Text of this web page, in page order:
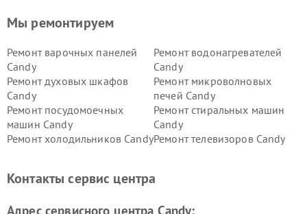
Мы ремонтируем
Ремонт варочных панелей
Candy
Ремонт водонагревателей
Candy
Ремонт духовых шкафов
Candy
Ремонт микроволновых
печей Candy
Ремонт посудомоечных
машин Candy
Ремонт стиральных машин
Candy
Ремонт холодильников CandyРемонт телевизоров Candy
Контакты сервис центра
Адрес сервисного центра Candy: